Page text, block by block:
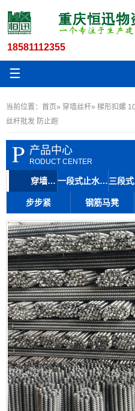
18581112355
☰
当前位置： 首页» 穿墙丝杆» 梯形扣螺
丝杆批发 防止跑
P 产品中心
RODUCT CENTER
穿墙丝杆 一段式止水丝杆
步步紧 钢筋马凳